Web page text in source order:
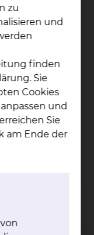
zu
und
finden
Sie
Cookies
und
Sie
am Ende der